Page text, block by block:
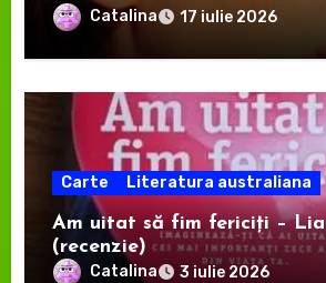
Catalina 17 iulie 2026
Carte Literatura australiana
Am uitat să fim fericiți –
(recenzie)
Catalina 3 iulie 2026